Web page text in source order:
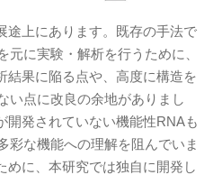
途上にあります。既存の手法で
に実験・解析を行うために、
結果に陥る点や、高度に構造を
い点に改良の余地がありまし
開発されていない機能性RNAも
彩な機能への理解を阻んでいま
めに、本研究では独自に開発し